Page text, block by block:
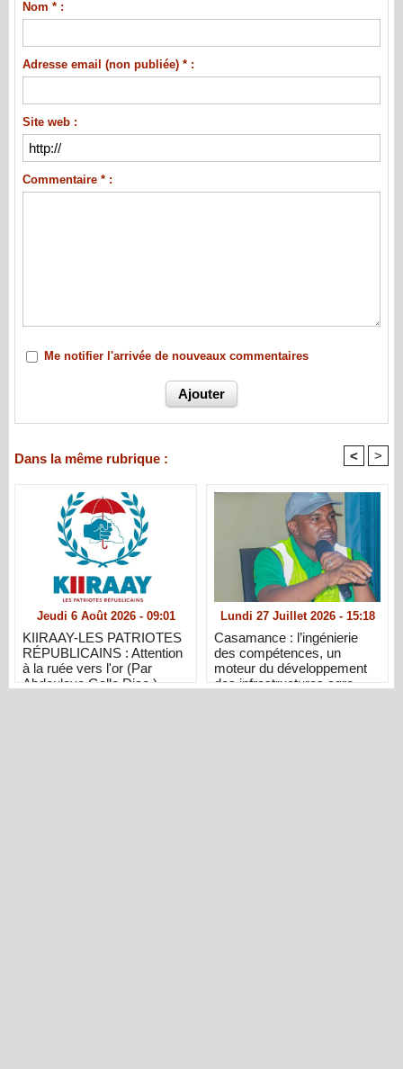
Nom * :
Adresse email (non publiée) * :
Site web :
Commentaire * :
Me notifier l'arrivée de nouveaux commentaires
Dans la même rubrique : < >
Jeudi 6 Août 2026 - 09:01
KIIRAAY-LES PATRIOTES
RÉPUBLICAINS : Attention
à la ruée vers l'or (Par
Abdoulaye Gallo Diao )
Lundi 27 Juillet 2026 - 15:18
Casamance : l’ingénierie
des compétences, un
moteur du développement
des infrastructures agro-